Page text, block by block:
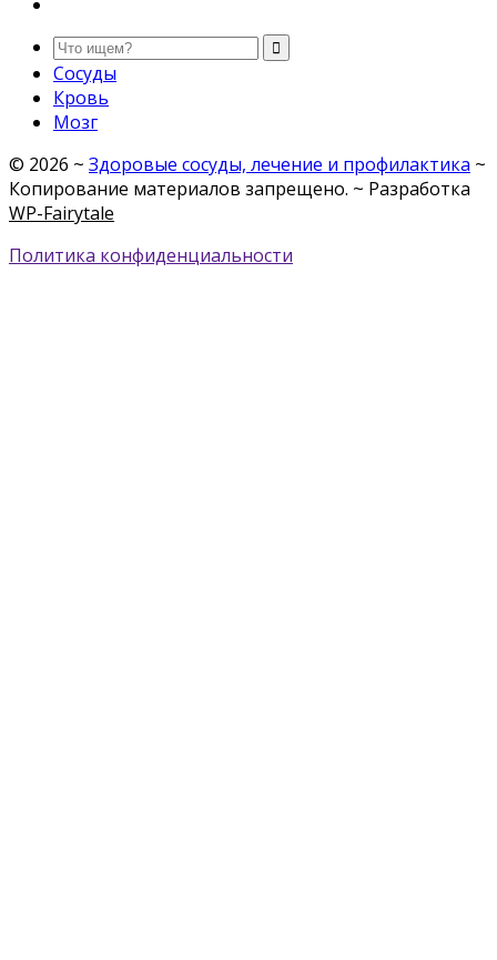
Сосуды
Кровь
Мозг
© 2026 ~ Здоровые сосуды, лечение и профилактика ~
Копирование материалов запрещено. ~ Разработка
WP-Fairytale
Политика конфиденциальности